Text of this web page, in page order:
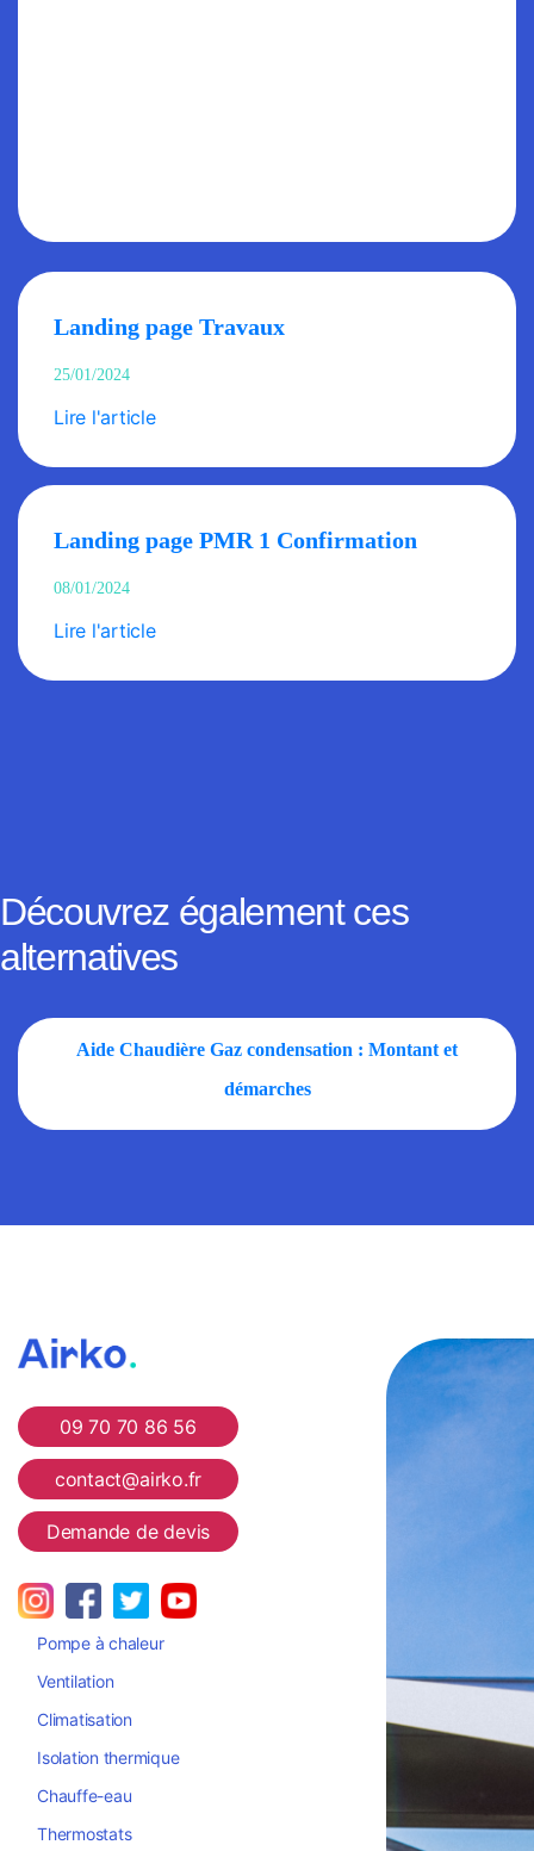
Landing page Travaux
25/01/2024
Lire l'article
Landing page PMR 1 Confirmation
08/01/2024
Lire l'article
Découvrez également ces
alternatives
Aide Chaudière Gaz condensation : Montant et
démarches
Airko09 70 70 86 56
contact@airko.fr
Demande de devis
Pompe à chaleur
Ventilation
Climatisation
Isolation thermique
Chauffe-eau
Thermostats